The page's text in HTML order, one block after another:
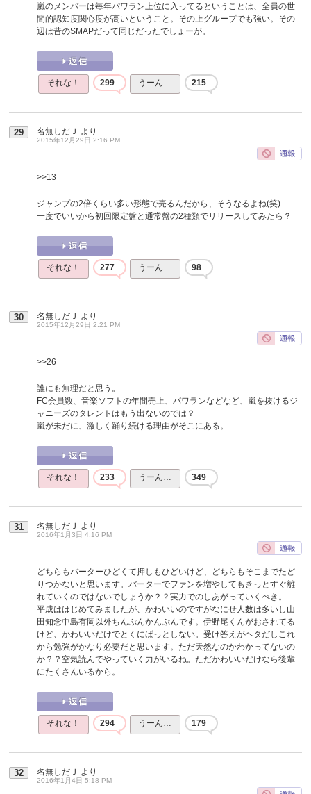
嵐のメンバーは毎年パワラン上位に入ってるということは、全員の世
間的認知度関心度が高いということ。その上グループでも強い。その
辺は昔のSMAPだって同じだったでしょーが。
それな！ 299 うーん… 215
29 名無しだＪ より
2015年12月29日 2:16 PM
>>13
ジャンプの2倍くらい多い形態で売るんだから、そうなるよね(笑)
一度でいいから初回限定盤と通常盤の2種類でリリースしてみたら？
それな！ 277 うーん… 98
30 名無しだＪ より
2015年12月29日 2:21 PM
>>26
誰にも無理だと思う。
FC会員数、音楽ソフトの年間売上、パワランなどなど、嵐を抜けるジ
ャニーズのタレントはもう出ないのでは？
嵐が未だに、激しく踊り続ける理由がそこにある。
それな！ 233 うーん… 349
31 名無しだＪ より
2016年1月3日 4:16 PM
どちらもバーターひどくて押しもひどいけど、どちらもそこまでたど
りつかないと思います。バーターでファンを増やしてもきっとすぐ離
れていくのではないでしょうか？？実力でのしあがっていくべき。
平成ははじめてみましたが、かわいいのですがなにせ人数は多いし山
田知念中島有岡以外ちんぷんかんぷんです。伊野尾くんがおされてる
けど、かわいいだけでとくにぱっとしない。受け答えがヘタだしこれ
から勉強がかなり必要だと思います。ただ天然なのかわかってないの
か？？空気読んでやっていく力がいるね。ただかわいいだけなら後輩
にたくさんいるから。
それな！ 294 うーん… 179
32 名無しだＪ より
2016年1月4日 5:18 PM